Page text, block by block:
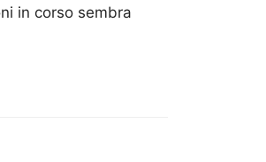
in corso sembra